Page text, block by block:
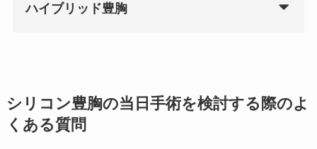
ハイブリッド豊胸
シリコン豊胸の当日手術を検討する際のよ
くある質問